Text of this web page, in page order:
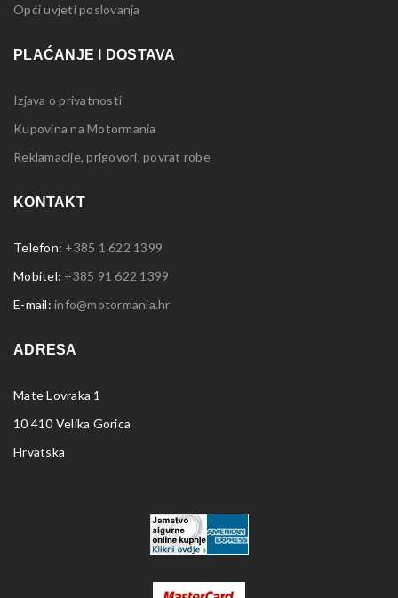
Opći uvjeti poslovanja
PLAĆANJE I DOSTAVA
Izjava o privatnosti
Kupovina na Motormania
Reklamacije, prigovori, povrat robe
KONTAKT
Telefon: +385 1 622 1399
Mobitel: +385 91 622 1399
E-mail: info@motormania.hr
ADRESA
Mate Lovraka 1
10 410 Velika Gorica
Hrvatska